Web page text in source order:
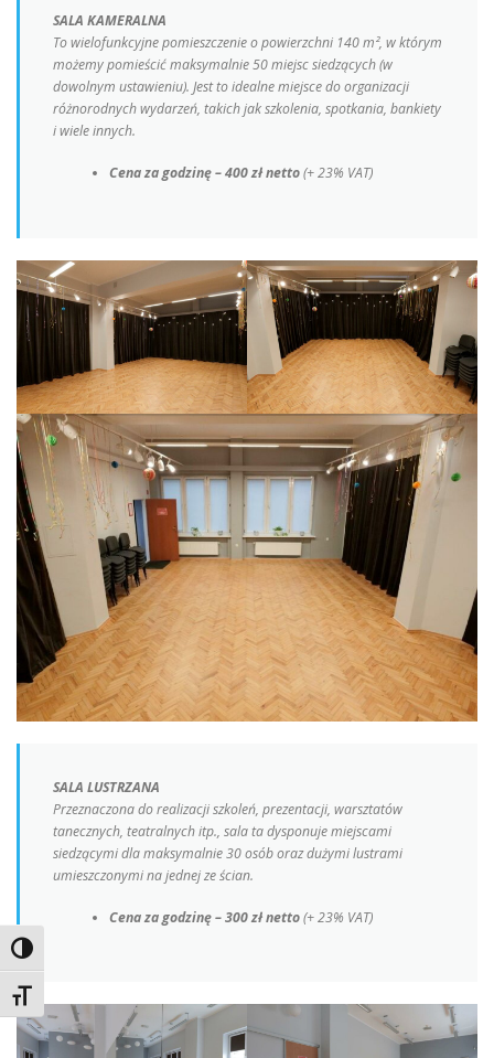
Toggle High Contrast
Toggle Font size
SALA KAMERALNA
To wielofunkcyjne pomieszczenie o powierzchni 140 m², w którym
możemy pomieścić maksymalnie 50 miejsc siedzących (w
dowolnym ustawieniu). Jest to idealne miejsce do organizacji
różnorodnych wydarzeń, takich jak szkolenia, spotkania, bankiety
i wiele innych.
Cena za godzinę – 400 zł netto(+ 23% VAT)
SALA LUSTRZANA
Przeznaczona do realizacji szkoleń, prezentacji, warsztatów
tanecznych, teatralnych itp., sala ta dysponuje miejscami
siedzącymi dla maksymalnie 30 osób oraz dużymi lustrami
umieszczonymi na jednej ze ścian.
Cena za godzinę – 300 zł netto(+ 23% VAT)